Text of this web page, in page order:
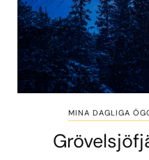
MINA DAGLIGA